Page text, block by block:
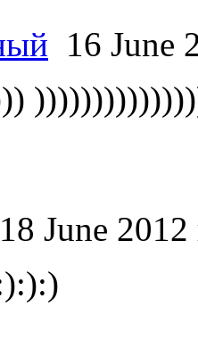
16 June
18 June 2012